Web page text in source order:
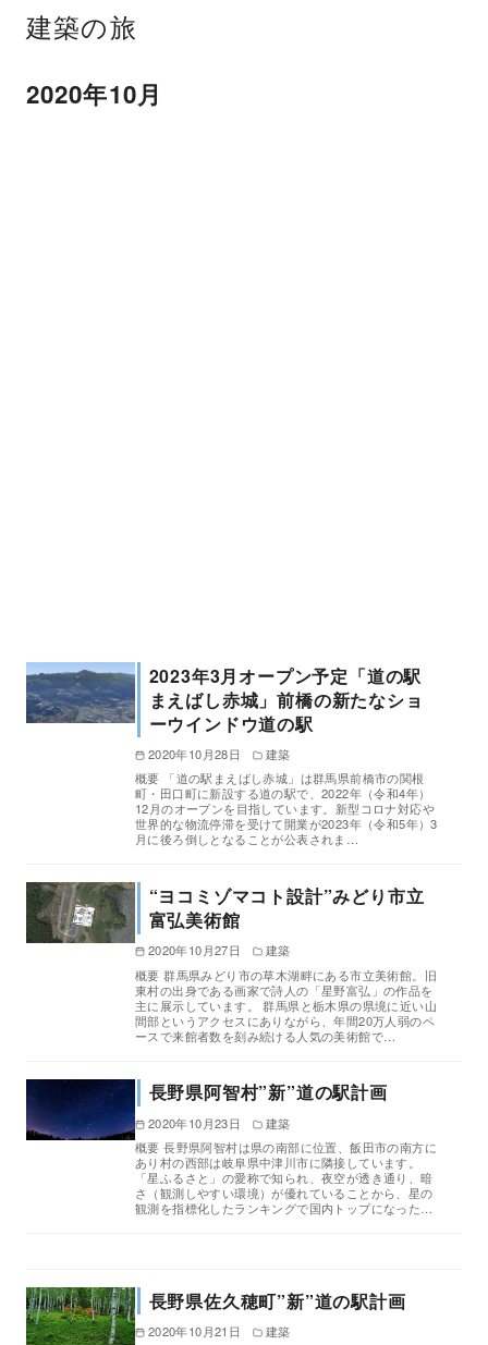
建築の旅
2020年10月
2023年3月オープン予定「道の駅
まえばし赤城」前橋の新たなショ
ーウインドウ道の駅
2020年10月28日
建築
概要 「道の駅まえばし赤城」は群馬県前橋市の関根
町・田口町に新設する道の駅で、2022年（令和4年）
12月のオープンを目指しています。新型コロナ対応や
世界的な物流停滞を受けて開業が2023年（令和5年）3
月に後ろ倒しとなることが公表されま…
“ヨコミゾマコト設計”みどり市立
富弘美術館
2020年10月27日
建築
概要 群馬県みどり市の草木湖畔にある市立美術館。旧
東村の出身である画家で詩人の「星野富弘」の作品を
主に展示しています。 群馬県と栃木県の県境に近い山
間部というアクセスにありながら、年間20万人弱のペ
ースで来館者数を刻み続ける人気の美術館で…
長野県阿智村”新”道の駅計画
2020年10月23日
建築
概要 長野県阿智村は県の南部に位置、飯田市の南方に
あり村の西部は岐阜県中津川市に隣接しています。
「星ふるさと」の愛称で知られ、夜空が透き通り、暗
さ（観測しやすい環境）が優れていることから、星の
観測を指標化したランキングで国内トップになった…
長野県佐久穂町”新”道の駅計画
2020年10月21日
建築